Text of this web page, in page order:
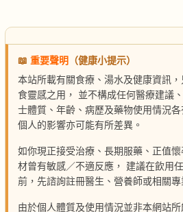
📖 重要聲明
（健康小提示）
本站所載有關食療、湯水及健康資訊
食靈感之用， 並不構成任何醫療建議
士體質、年齡、病歷及藥物使用情況
個人的影響亦可能有所差異。
如你現正接受治療、長期服藥、正值
材曾有敏感／不適反應， 建議在飲用
前，先諮詢註冊醫生、營養師或相關專
由於個人體質及使用情況並非本網站